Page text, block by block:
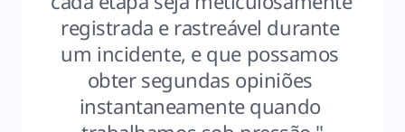
registrada e rastreável durante
um incidente, e que possamos
obter segundas opiniões
instantaneamente quando